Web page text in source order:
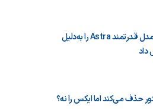
OpenAI سرعت توسعه مدل قدرتمند Astra را به‌دلیل
داد
حذف می‌کند اما ایکس را نه؟